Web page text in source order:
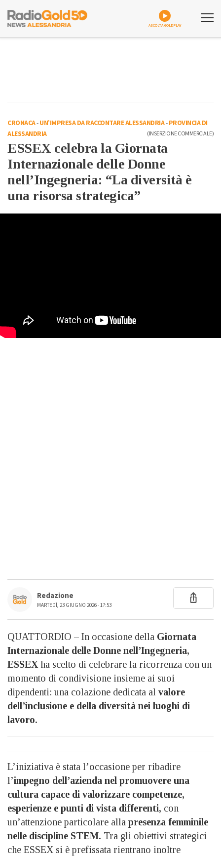
ASCOLTA GOLDPLAY
CRONACA-UN’IMPRESA DA RACCONTARE ALESSANDRIA-PROVINCIA DI
ALESSANDRIA
(INSERZIONE COMMERCIALE)
ESSEX celebra la Giornata
Internazionale delle Donne
nell’Ingegneria: “La diversità è
una risorsa strategica”
Redazione
MARTEDÌ, 23 GIUGNO 2026 - 17:53
QUATTORDIO – In occasione della Giornata
Internazionale delle Donne nell’Ingegneria,
ESSEX ha scelto di celebrare la ricorrenza con un
momento di condivisione insieme ai suoi
dipendenti: una colazione dedicata al valore
dell’inclusione e della diversità nei luoghi di
lavoro.
L’iniziativa è stata l’occasione per ribadire
l’impegno dell’azienda nel promuovere una
cultura capace di valorizzare competenze,
esperienze e punti di vista differenti, con
un’attenzione particolare alla presenza femminile
nelle discipline STEM. Tra gli obiettivi strategici
che ESSEX si è prefissata rientrano inoltre